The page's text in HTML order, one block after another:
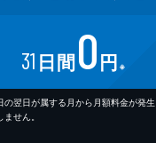
31 日間0円 ※
翌日が属する月から月額料金が発生
せん。